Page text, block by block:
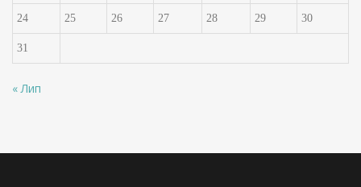
24 25 26 27 28 29 30
31
« Лип